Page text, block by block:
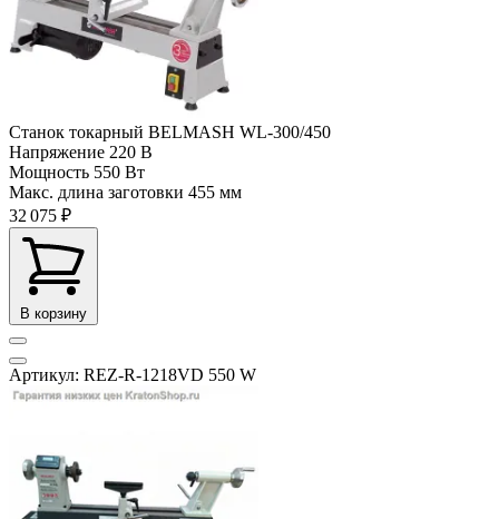
Станок токарный BELMASH WL-300/450
Напряжение 220 В
Мощность 550 Вт
Макс. длина заготовки 455 мм
32 075 ₽
В корзину
Артикул: REZ-R-1218VD 550 W